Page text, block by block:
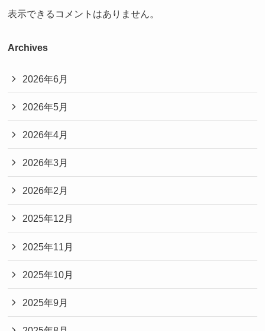
表示できるコメントはありません。
Archives
2026年6月
2026年5月
2026年4月
2026年3月
2026年2月
2025年12月
2025年11月
2025年10月
2025年9月